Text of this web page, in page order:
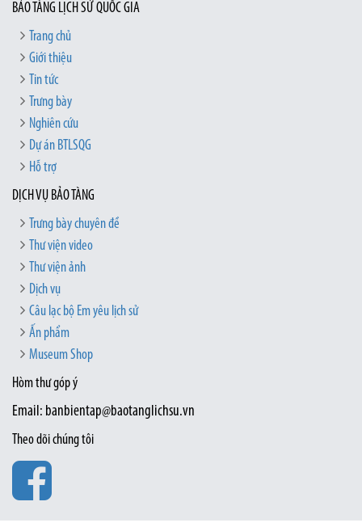
BẢO TÀNG LỊCH SỬ QUỐC GIA
Trang chủ
Giới thiệu
Tin tức
Trưng bày
Nghiên cứu
Dự án BTLSQG
Hỗ trợ
DỊCH VỤ BẢO TÀNG
Trưng bày chuyên đề
Thư viện video
Thư viện ảnh
Dịch vụ
Câu lạc bộ Em yêu lịch sử
Ấn phẩm
Museum Shop
Hòm thư góp ý
Email: banbientap@baotanglichsu.vn
Theo dõi chúng tôi